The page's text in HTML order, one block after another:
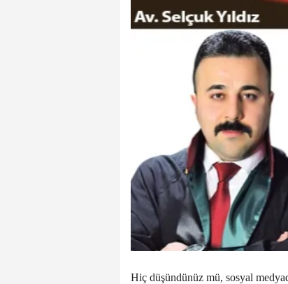
Hiç düşündünüz mü, sosyal